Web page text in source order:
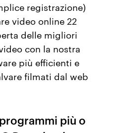
registrazione)
video online 22
delle migliori
con la nostra
più efficienti e
filmati dal web
più o